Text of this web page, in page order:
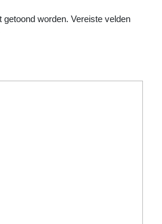
getoond worden. Vereiste velden